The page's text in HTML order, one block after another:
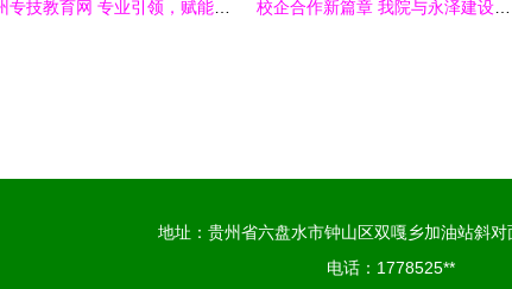
地址：贵州省六盘水市钟山区双嘎乡加油站斜
电话：1778525**